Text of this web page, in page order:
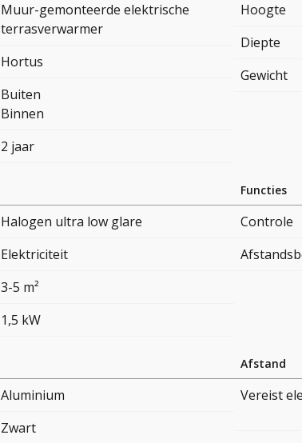
Muur-gemonteerde elektrische
terrasverwarmer
Hortus
Buiten
Binnen
2 jaar
Hoogte
Diepte
Gewicht
Halogen ultra low glare
Elektriciteit
3-5 m²
1,5 kW
Functies
Controle
Aluminium
Zwart
Afstand
Vereist